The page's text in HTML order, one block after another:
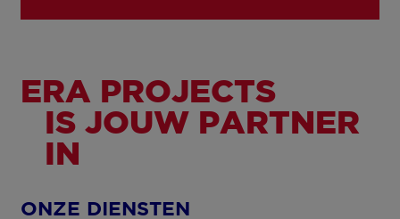
ERA PROJECTS
IS JOUW PARTNER
IN
ONZE DIENSTEN